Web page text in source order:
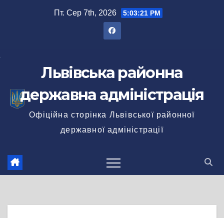
Пт. Сер 7th, 2026 5:03:21 PM
Львівська районна
державна адміністрація
Офіційна сторінка Львівської районної
державної адміністрації